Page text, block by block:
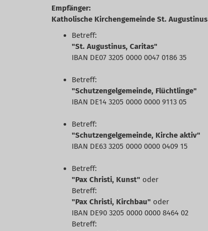
Empfänger:
Katholische Kirchengemeinde St. Augustinus
Betreff:
"St. Augustinus, Caritas"
IBAN DE07 3205 0000 0047 0186 35
Betreff:
"Schutzengelgemeinde, Flüchtlinge"
IBAN DE14 3205 0000 0000 9113 05
Betreff:
"Schutzengelgemeinde, Kirche aktiv"
IBAN DE63 3205 0000 0000 0409 15
Betreff:
"Pax Christi, Kunst" oder
Betreff:
"Pax Christi, Kirchbau" oder
IBAN DE90 3205 0000 0000 8464 02
Betreff: